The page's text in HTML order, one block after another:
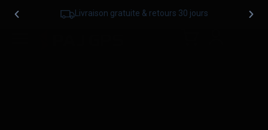
Livraison gratuite & retours 30 jours